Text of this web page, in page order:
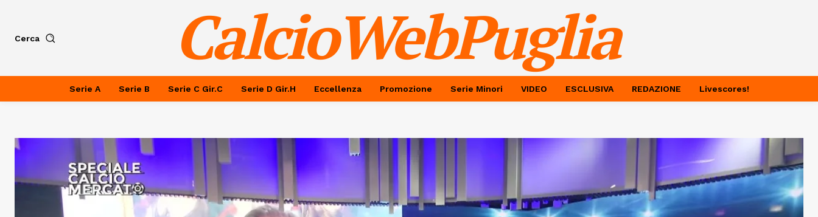
Cerca CalcioWebPuglia
Serie A Serie B Serie C Gir.C Serie D Gir.H Eccellenza Promozione Serie Minori VIDEO ESCLUSIVA REDAZIONE Livescores!